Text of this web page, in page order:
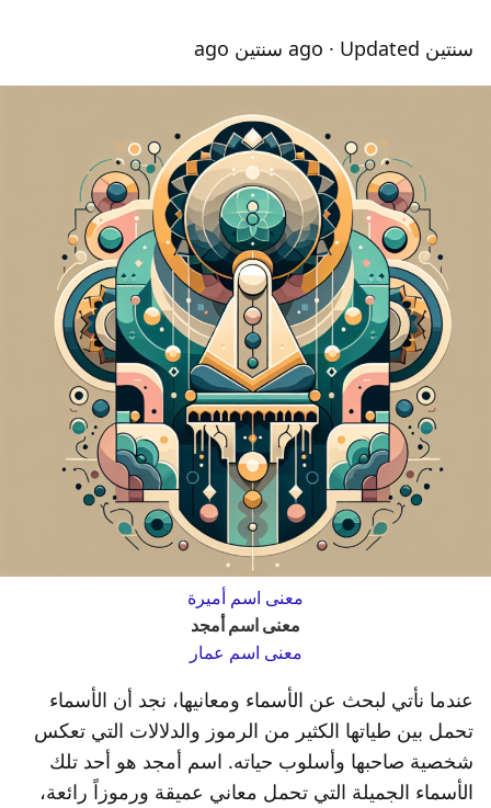
سنتين ago · Updated سنتين ago
معنى اسم أميرة
معنى اسم أمجد
معنى اسم عمار
عندما نأتي لبحث عن الأسماء ومعانيها، نجد أن الأسماء
تحمل بين طياتها الكثير من الرموز والدلالات التي تعكس
شخصية صاحبها وأسلوب حياته. اسم أمجد هو أحد تلك
الأسماء الجميلة التي تحمل معاني عميقة ورموزاً رائعة،